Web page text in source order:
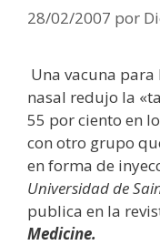
28/02/2007 por
Una vacuna
nasal redujo la
55 por ciento en
con otro grupo
en forma de
Universidad de
publica en la
Medicine.